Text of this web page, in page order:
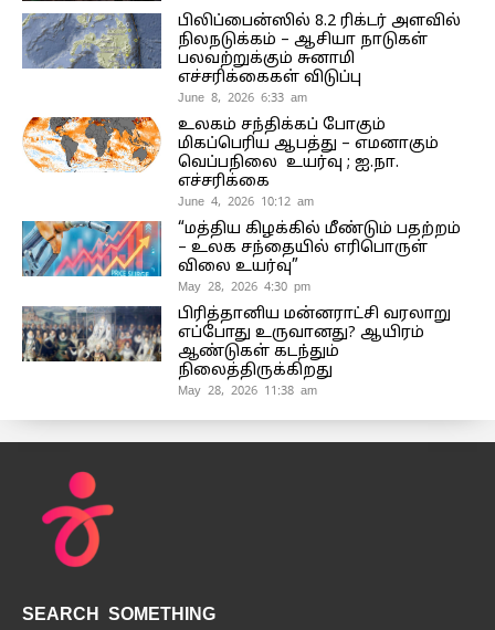
பிலிப்பைன்ஸில் 8.2 ரிக்டர் அளவில்
நிலநடுக்கம் – ஆசியா நாடுகள்
பலவற்றுக்கும் சுனாமி
எச்சரிக்கைகள் விடுப்பு
June 8, 2026 6:33 am
உலகம் சந்திக்கப் போகும்
மிகப்பெரிய ஆபத்து – எமனாகும்
வெப்பநிலை உயர்வு ; ஐ.நா.
எச்சரிக்கை
June 4, 2026 10:12 am
“மத்திய கிழக்கில் மீண்டும் பதற்றம்
– உலக சந்தையில் எரிபொருள்
விலை உயர்வு”
May 28, 2026 4:30 pm
பிரித்தானிய மன்னராட்சி வரலாறு
எப்போது உருவானது? ஆயிரம்
ஆண்டுகள் கடந்தும்
நிலைத்திருக்கிறது
May 28, 2026 11:38 am
SEARCH SOMETHING